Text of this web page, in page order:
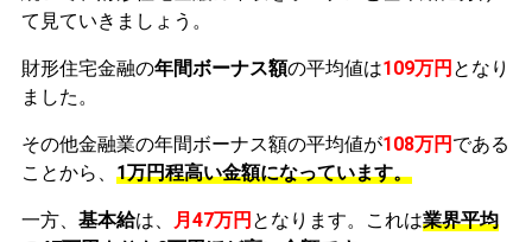
て見ていきましょう。
財形住宅金融の年間ボーナス額の平均値は109万円 となり
ました。
その他金融業の年間ボーナス額の平均値が108万円 である
ことから、 1万円程高い金額になっています。
一方、 基本給は、 月47万円 となります。これは業界平均